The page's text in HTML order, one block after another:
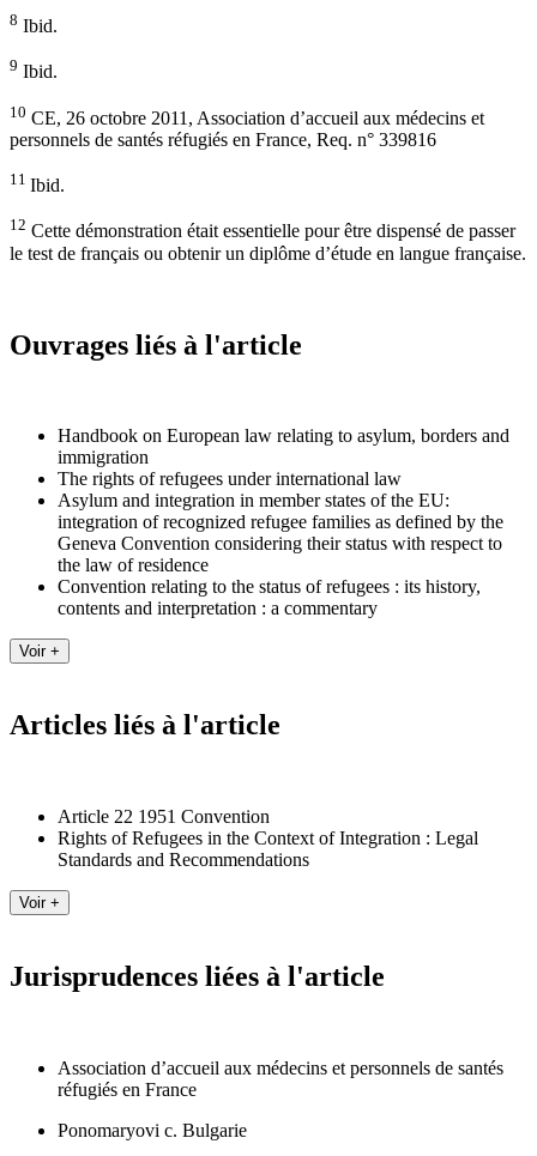
8 Ibid.
9 Ibid.
10 CE, 26 octobre 2011, Association d’accueil aux médecins et
personnels de santés réfugiés en France, Req. n° 339816
11 Ibid.
12 Cette démonstration était essentielle pour être dispensé de passer
le test de français ou obtenir un diplôme d’étude en langue française.
Ouvrages liés à l'article
Handbook on European law relating to asylum, borders and
immigration
The rights of refugees under international law
Asylum and integration in member states of the EU:
integration of recognized refugee families as defined by the
Geneva Convention considering their status with respect to
the law of residence
Convention relating to the status of refugees : its history,
contents and interpretation : a commentary
Articles liés à l'article
Article 22 1951 Convention
Rights of Refugees in the Context of Integration : Legal
Standards and Recommendations
Jurisprudences liées à l'article
Association d’accueil aux médecins et personnels de santés
réfugiés en France
Ponomaryovi c. Bulgarie